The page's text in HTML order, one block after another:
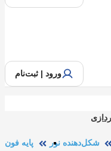
ورود | ثبت‌نام
شکل‌دهنده نور پایه فون